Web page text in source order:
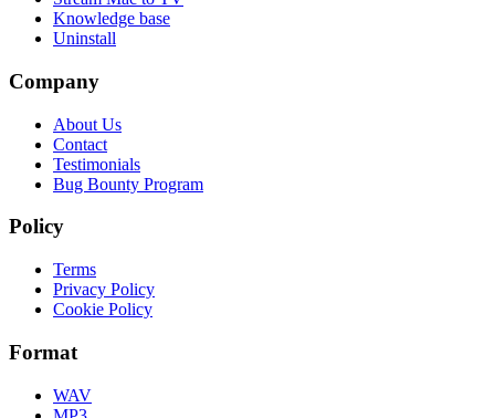
Knowledge base
Uninstall
Company
About Us
Contact
Testimonials
Bug Bounty Program
Policy
Terms
Privacy Policy
Cookie Policy
Format
WAV